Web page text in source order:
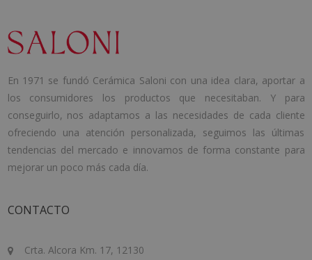
En 1971 se fundó Cerámica Saloni con una idea clara, aportar a
los consumidores los productos que necesitaban. Y para
conseguirlo, nos adaptamos a las necesidades de cada cliente
ofreciendo una atención personalizada, seguimos las últimas
tendencias del mercado e innovamos de forma constante para
mejorar un poco más cada día.
CONTACTO
Crta. Alcora Km. 17, 12130